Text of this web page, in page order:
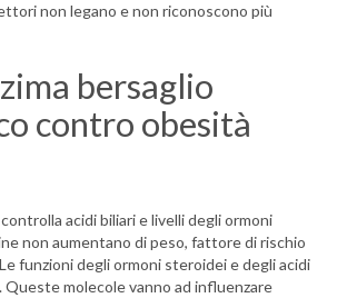
non legano e non riconoscono più
bersaglio
contro obesità
acidi biliari e livelli degli ormoni
non aumentano di peso, fattore di rischio
funzioni degli ormoni steroidei e degli acidi
Queste molecole vanno ad influenzare